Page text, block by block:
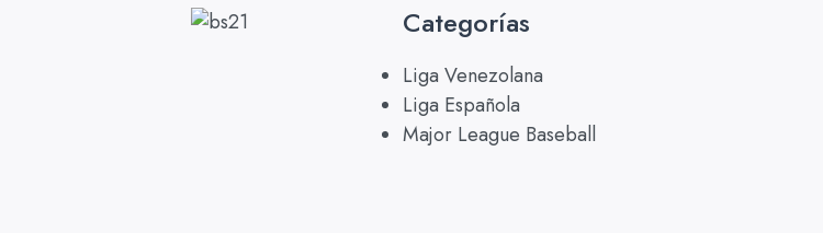
Categorías
Liga Venezolana
Liga Española
Major League Baseball